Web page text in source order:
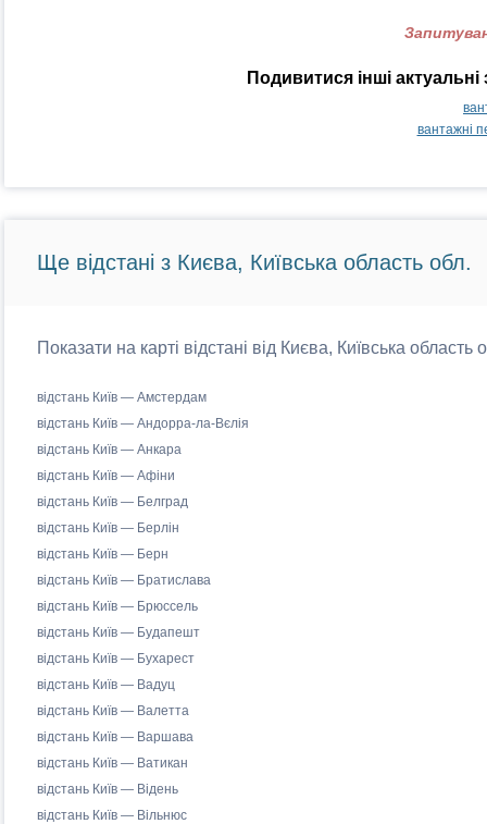
Подивитися інші
вантажні
Ще відстані з Києва, Київська область обл.
Показати на карті відстані від Києва, Київська
відстань Київ — Амстердам
відстань Київ — Андорра-ла-Вєлія
відстань Київ — Анкара
відстань Київ — Афіни
відстань Київ — Белград
відстань Київ — Берлін
відстань Київ — Берн
відстань Київ — Братислава
відстань Київ — Брюссель
відстань Київ — Будапешт
відстань Київ — Бухарест
відстань Київ — Вадуц
відстань Київ — Валетта
відстань Київ — Варшава
відстань Київ — Ватикан
відстань Київ — Відень
відстань Київ — Вільнюс